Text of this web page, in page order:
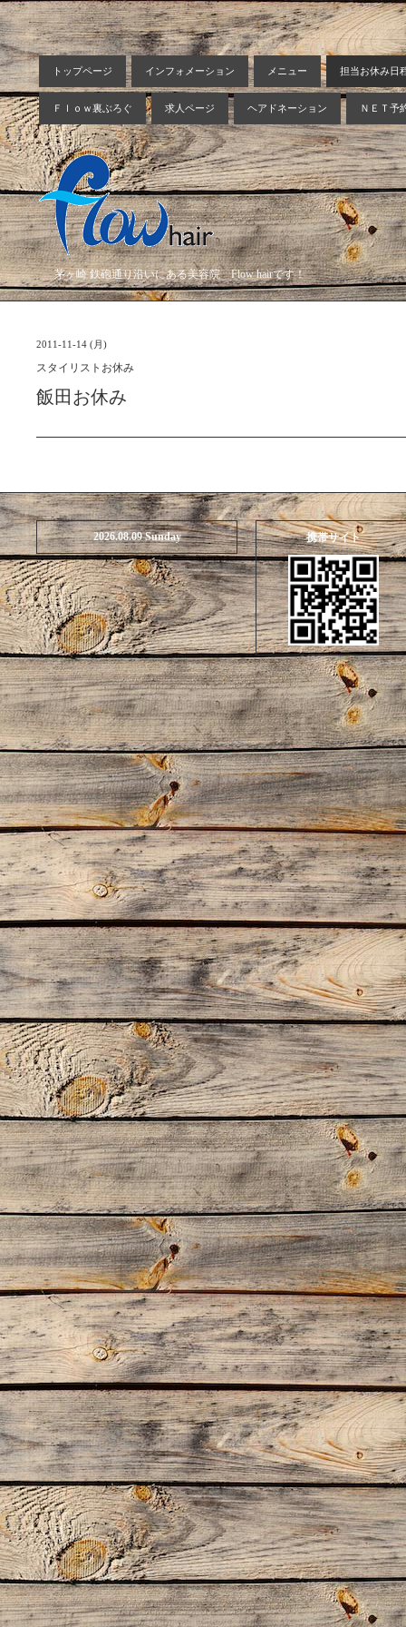
トップページ インフォメーション メニュー 担当お休み日
Ｆｌｏｗ裏ぶろぐ 求人ページ ヘアドネーション ＮＥＴ予
茅ヶ崎 鉄砲通り沿いにある美容院 Flow hairです！
2011-11-14 (月)
スタイリストお休み
飯田お休み
2026.08.09 Sunday 携帯サイト